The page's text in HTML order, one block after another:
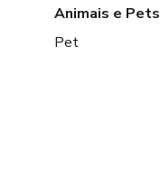
Animais e Pets
Pet